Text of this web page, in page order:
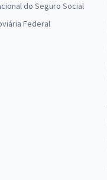
do Seguro Social
Federal